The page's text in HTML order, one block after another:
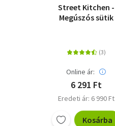
Street Kitchen -
Megúszós sütik
Online ár:
6 291 Ft
Eredeti ár: 6 990 Ft
Kosárba